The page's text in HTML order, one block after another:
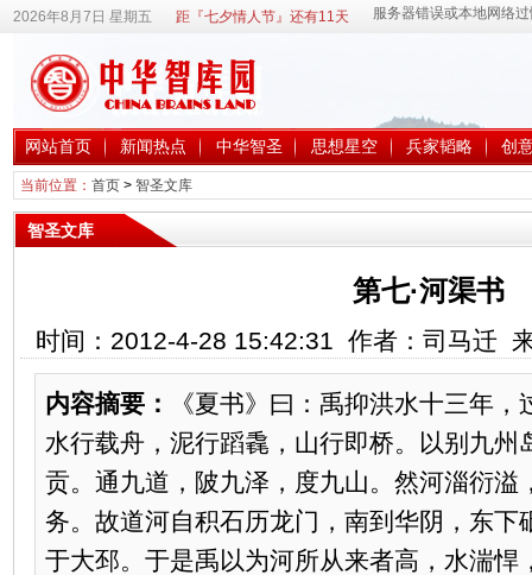
2026年8月7日 星期五 距『七夕情人节』还有11天
网站首页 新闻热点 中华智圣 思想星空 兵家韬略 创
当前位置： 首页> 智圣文库
智圣文库
第七·河渠书
时间：2012-4-28 15:42:31 作者：司马迁
内容摘要：
《夏书》曰：禹抑洪水十三年
水行载舟，泥行蹈毳，山行即桥。以别九州
贡。通九道，陂九泽，度九山。然河淄衍溢
务。故道河自积石历龙门，南到华阴，东下
于大邳。于是禹以为河所从来者高，水湍悍